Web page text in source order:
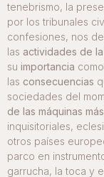
tenebrismo, la
por los tribunales
confesiones, nos
las actividades de
su importancia
las consecuencias
sociedades del
de las máquinas
inquisitoriales,
otros países
parco en
garrucha, la toca y